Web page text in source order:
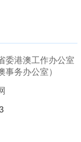
委港澳工作办公室
事务办公室）